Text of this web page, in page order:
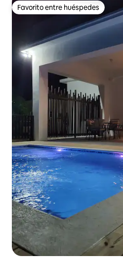
Favorito entre huéspedes
Favorito entre huéspedes